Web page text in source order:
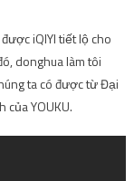
iQIYI tiết lộ cho
donghua làm tôi
ta có được từ Đại
YOUKU.